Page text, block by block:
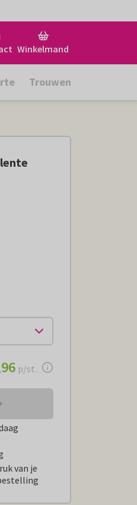
Winkelmand
Trouwen
per stuk
p/st.
van je